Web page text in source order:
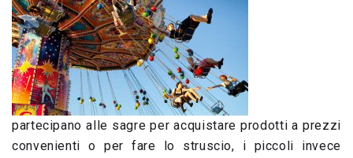
partecipano alle sagre per acquistare prodotti a prezzi
convenienti o per fare lo struscio, i piccoli invece